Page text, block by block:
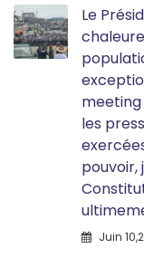
Le
meeting
les
pouvoir,
Juin